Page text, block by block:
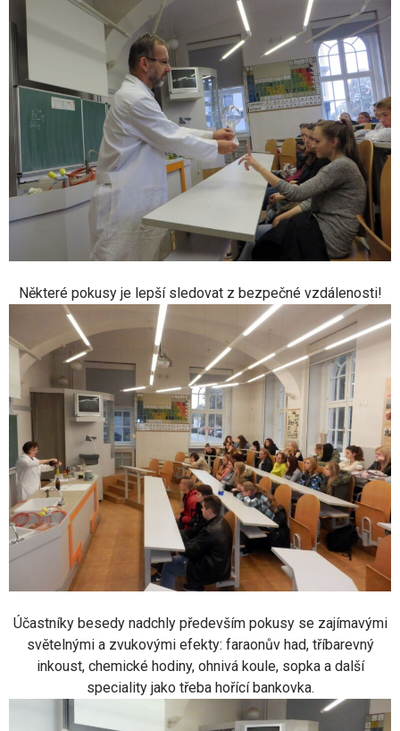
Některé pokusy je lepší sledovat z bezpečné vzdálenosti!
Účastníky besedy nadchly především pokusy se zajímavými
světelnými a zvukovými efekty: faraonův had, tříbarevný
inkoust, chemické hodiny, ohnivá koule, sopka a další
speciality jako třeba hořící bankovka.